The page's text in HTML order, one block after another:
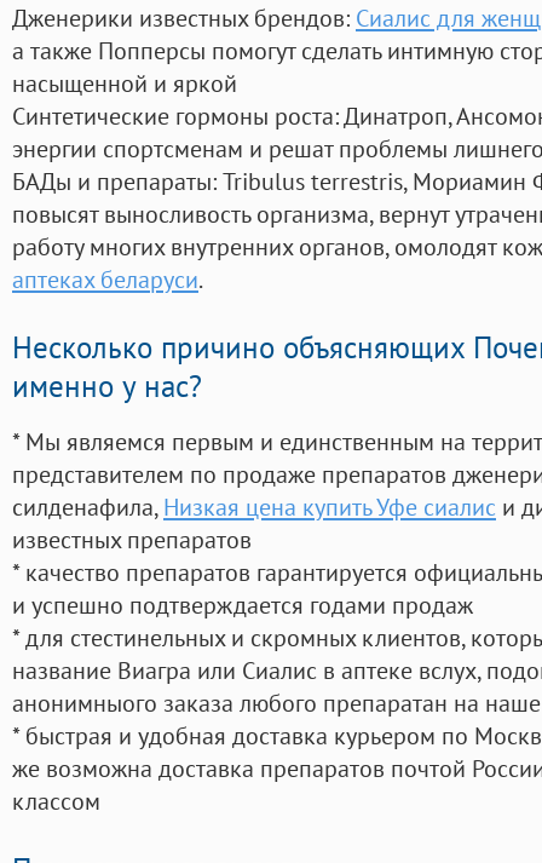
Дженерики известных брендов: Сиалис для
а также Попперсы помогут сделать интимную
насыщенной и яркой
Синтетические гормоны роста: Динатроп,
энергии спортсменам и решат проблемы
БАДы и препараты:Tribulus terrestris, Мориамин
повысят выносливость организма, вернут
работу многих внутренних органов, омолодят
аптеках беларуси.
Несколько причино объясняющих
именно у нас?
* Мы являемся первым и единственным на
представителем по продаже препаратов
силденафила, Низкая цена купить Уфе сиалис и
известных препаратов
* качество препаратов гарантируется
и успешно подтверждается годами продаж
* для стестинельных и скромных клиентов,
название Виагра или Сиалис в аптеке вслух,
анонимныого заказа любого препаратан на
* быстрая и удобная доставка курьером по
же возможна доставка препаратов почтой
классом